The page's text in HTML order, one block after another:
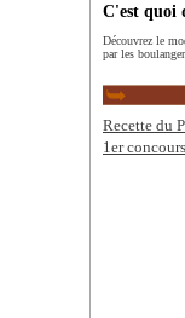
C'est quoi
Découvrez le
par les
Recette du
1er